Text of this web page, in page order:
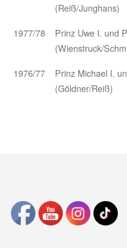
(Reiß/Junghans)
1977/78
Prinz Uwe I. und
(Wienstruck/
1976/77
Prinz Michael I.
(Göldner/Reiß)